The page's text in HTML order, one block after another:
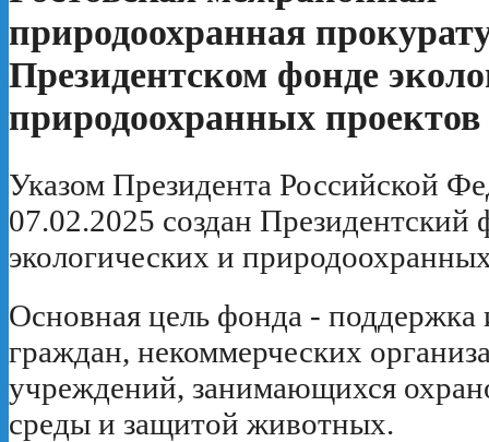
природоохранная
Президентском фонде
природоохранных проектов
Указом Президента Российской
07.02.2025 создан Президентский
экологических и
Основная цель фонда - поддержка
граждан, некоммерческих
учреждений, занимающихся
среды и защитой животных.